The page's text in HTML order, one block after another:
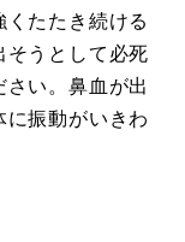
たたき続ける
うとして必死
い。鼻血が出
振動がいきわ